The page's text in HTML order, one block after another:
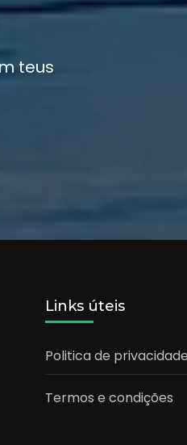
teus
Links úteis
Politica de privacidade
Termos e condições